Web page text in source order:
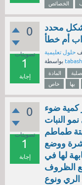
الخصائص
0
تصويتات
1
إجابة
شكل محدد
أم خطأ
حلول تعليمية
المادة
خاص
بها
0
تصويتات
1
إجابة
كمية ضوء
النبات
طماطم
ووضع
لها في
الظروف
ونوع